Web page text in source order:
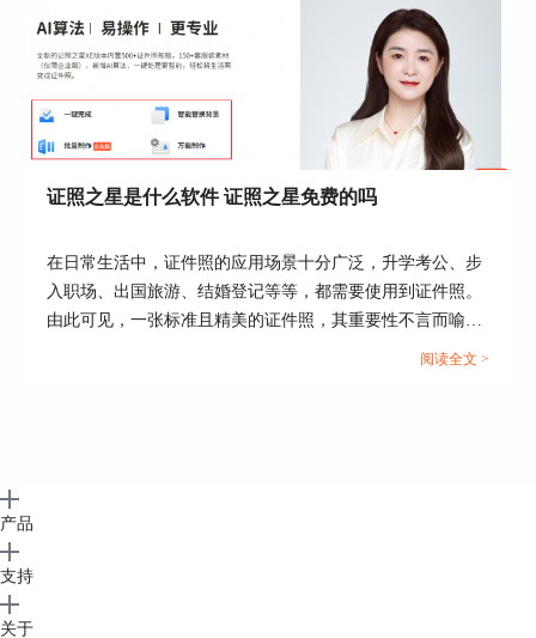
图6 照片裁切
证照之星是什么软件 证照之星免费的吗
在日常生活中，证件照的应用场景十分广泛，升学考公、步
入职场、出国旅游、结婚登记等等，都需要使用到证件照。
由此可见，一张标准且精美的证件照，其重要性不言而喻。
今天这篇文章就以“证照之星是什么软件，证照之星免费的
阅读全文 >
产品
支持
关于